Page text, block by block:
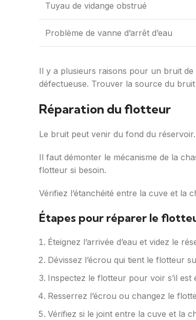
Tuyau de vidange obstrué
Problème de vanne d’arrêt d’eau
Il y a plusieurs raisons pour un bruit de
défectueuse. Trouver la source du
Réparation du flotteur
Le bruit peut venir du fond du
Il faut démonter le mécanisme de la
flotteur si besoin.
Vérifiez l’étanchéité entre la cuve et la
Étapes pour réparer le
Éteignez l’arrivée d’eau et videz le
Dévissez l’écrou qui tient le flotteur
Inspectez le flotteur pour voir s’il est
Resserrez l’écrou ou changez le
Vérifiez si le joint entre la cuve et la